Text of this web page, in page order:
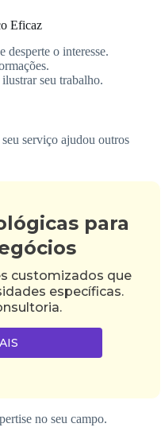
Eficaz
desperte o interesse.
seu trabalho.
serviço ajudou outros
para
customizados que
específicas.
no seu campo.